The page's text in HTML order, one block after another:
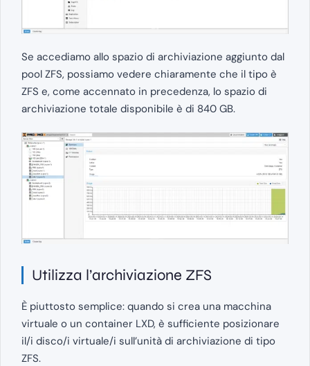
Se accediamo allo spazio di archiviazione aggiunto dal
pool ZFS, possiamo vedere chiaramente che il tipo è
ZFS e, come accennato in precedenza, lo spazio di
archiviazione totale disponibile è di 840 GB.
Utilizza l’archiviazione ZFS
È piuttosto semplice: quando si crea una macchina
virtuale o un container LXD, è sufficiente posizionare
il/i disco/i virtuale/i sull’unità di archiviazione di tipo
ZFS.